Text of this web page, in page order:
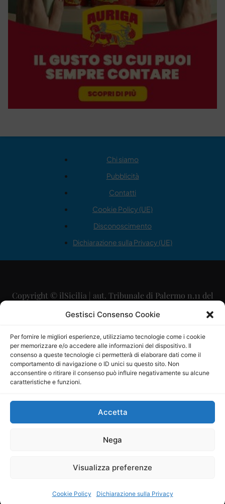
Gestisci Consenso Cookie
Per fornire le migliori esperienze, utilizziamo tecnologie come i cookie
per memorizzare e/o accedere alle informazioni del dispositivo. Il
consenso a queste tecnologie ci permetterà di elaborare dati come il
comportamento di navigazione o ID unici su questo sito. Non
acconsentire o ritirare il consenso può influire negativamente su alcune
caratteristiche e funzioni.
Accetta
Nega
Visualizza preferenze
Cookie Policy Dichiarazione sulla Privacy
Chi siamo
Pubblicità
Contatti
Cookie Policy (UE)
Disconoscimento
Dichiarazione sulla Privacy (UE)
Copyright © ilSicilia | aut. Tribunale di Palermo n.11 del
29/09/2015
Direttore Editoriale: Maurizio Scaglione
Direttore Responsabile: Maria Calabrese
P.IVA: 06334930820
Mercurio Comunicazione Società Cooperativa a r.l. è
iscritta al Registro degli Operatori di Comunicazione al
Sito gestito daLa Digitale srl–info@ladigitale.it